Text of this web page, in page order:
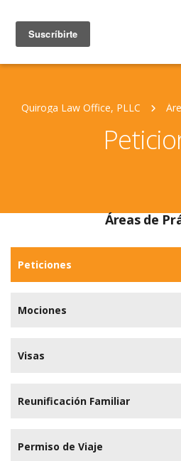
Quiroga Law Office, PLLC
Áreas de
Peticiones
Mociones
Visas
Reunificación Familiar
Permiso de Viaje